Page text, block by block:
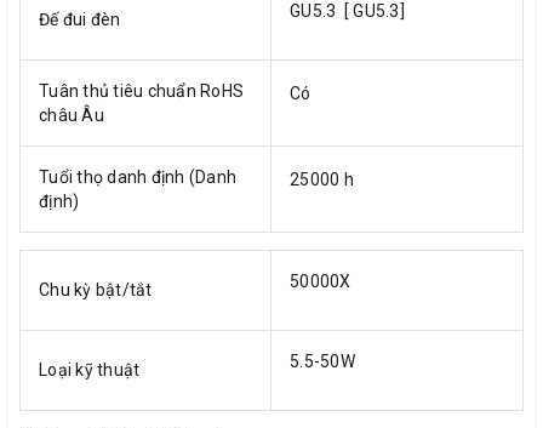
Đế đui đèn GU5.3 [ GU5.3]
Tuân thủ tiêu chuẩn RoHS
châu Âu
Có
Tuổi thọ danh định (Danh
định)
25000 h
Chu kỳ bật/tắt 50000X
Loại kỹ thuật 5.5-50W